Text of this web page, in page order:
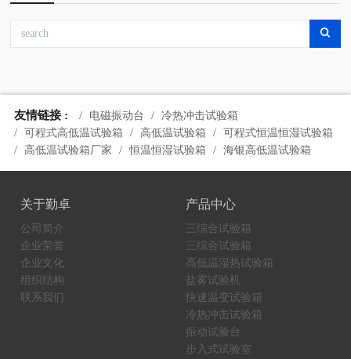
友情链接 : 电磁振动台
冷热冲击试验箱
可程式高低温试验箱
高低温试验箱
可程式恒温恒湿试验箱
高低温试验箱厂家
恒温恒湿试验箱 海银高低温试验箱
关于勤卓
公司简介
企业荣誉
企业文化
组织结构
联系我们
产品中心
三综合试验箱
三综合试验箱
高低温湿热试验箱
盐雾试验机
快速温变试验箱
冷热冲击试验箱
振动试验台
步入式试验室